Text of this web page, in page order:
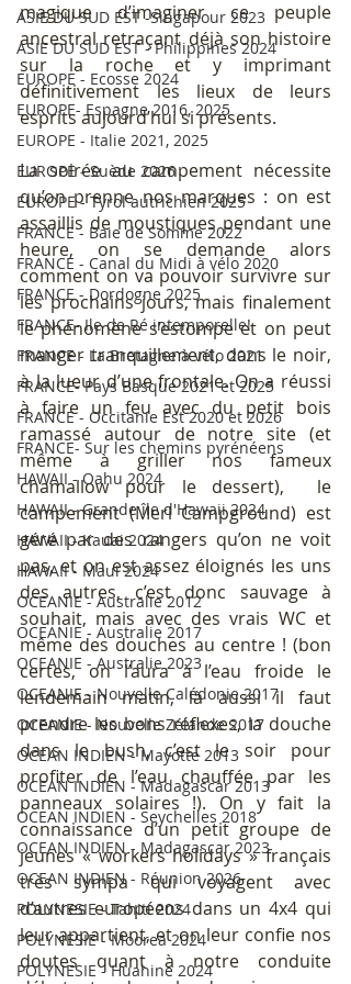
ASIE DU SUD EST -Singapour 2023
ASIE DU SUD EST - Philippines 2024
EUROPE - Ecosse 2024
EUROPE- Espagne 2016, 2025
EUROPE - Italie 2021, 2025
EUROPE - Suède 2026
EUROPE - Tyrol autrichien 2025
FRANCE - Baie de Somme 2022
FRANCE - Canal du Midi à vélo 2020
FRANCE - Dordogne 2025
FRANCE- Ile de Ré intemporelle!
FRANCE - La Bretagne à vélo 2021
FRANCE- Pays Basque 2021 et 2025
FRANCE - Occitanie Est 2020 et 2026
FRANCE- Sur les chemins pyrénéens
HAWAII - Oahu 2024
HAWAII - Grande île d'Hawaii 2024
HAWAII - Kauai 2024
HAWAII - Maui 2024
OCEANIE - Australie 2012
OCEANIE - Australie 2017
OCEANIE - Australie 2023
OCEANIE - Nouvelle Calédonie 2017
OCEANIE - Nouvelle Zélande 2017
OCEAN INDIEN - Mayotte 2013
OCEAN INDIEN - Madagascar 2013
OCEAN INDIEN - Seychelles 2018
OCEAN INDIEN - Madagascar 2023
OCEAN INDIEN - Réunion 2026
POLYNESIE - Tahiti 2024
POLYNESIE - Moorea 2024
POLYNESIE - Huahine 2024
magique d’imaginer ce peuple
ancestral retraçant déjà son histoire
sur la roche et y imprimant
définitivement les lieux de leurs
esprits aujourd’hui si présents.
La soirée au campement nécessite
qu’on prenne nos marques : on est
assaillis de moustiques pendant une
heure, on se demande alors
comment on va pouvoir survivre sur
les prochains jours, mais finalement
le phénomène s’estompe et on peut
manger tranquillement, dans le noir,
à la lueur d’une frontale. On a réussi
à faire un feu avec du petit bois
ramassé autour de notre site (et
même à griller nos fameux
chamallow pour le dessert),  le
campement (Merl Campground) est
géré par des rangers qu’on ne voit
pas, et on est assez éloignés les uns
des autres, c’est donc sauvage à
souhait, mais avec des vrais WC et
même des douches au centre ! (bon
certes, on l’aura à l’eau froide le
lendemain matin, là aussi il faut
prendre les bons réflexes, la douche
dans le bush, c’est le soir pour
profiter de l’eau chauffée par les
panneaux solaires !). On y fait la
connaissance d’un petit groupe de
jeunes « workers holidays » français
très sympa qui voyagent avec
d’autres européens dans un 4x4 qui
leur appartient, et on leur confie nos
doutes quant à notre conduite